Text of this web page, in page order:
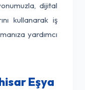
dijital
kullanarak iş
yardımcı
Eşya